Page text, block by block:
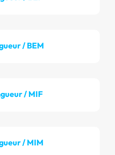
/ BEM
/ MIF
/ MIM